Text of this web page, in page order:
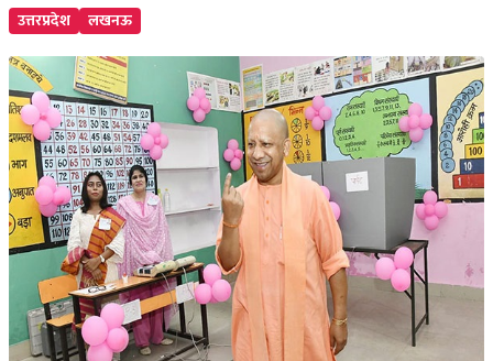
उत्तरप्रदेश लखनऊ